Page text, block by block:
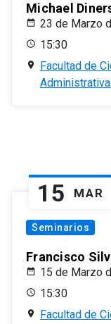
Michael
23 de Marzo
15:30
Facultad de
15 MAR
Seminarios
Francisco
15 de Marzo
15:30
Facultad de